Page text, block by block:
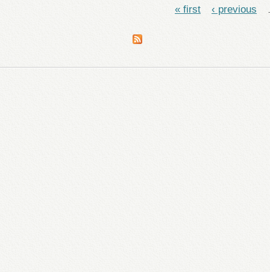
« first ‹ previous